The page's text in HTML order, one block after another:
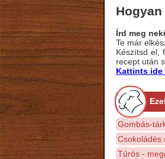
Írd meg
Te már
Készítsd el,
recept után
Kattints ide
Gombás-
Csokoládés
Túrós -